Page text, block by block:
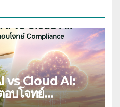
vs Cloud AI:
อบโจทย์